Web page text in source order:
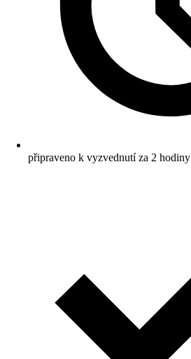
připraveno k vyzvednutí za 2 hodiny